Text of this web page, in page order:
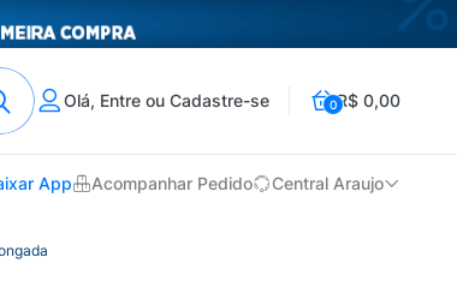
Olá, Entre ou Cadastre-se 0R$ 0,00
App Acompanhar Pedido Central Araujo